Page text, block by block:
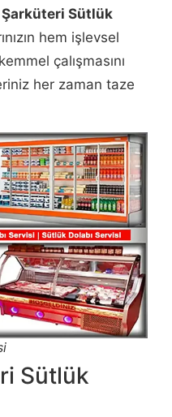
Sütlük
hem işlevsel
çalışmasını
her zaman taze
Sütlük